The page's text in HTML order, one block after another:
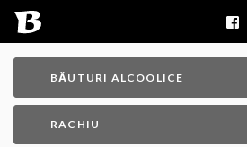
BĂUTURI ALCOOLICE
RACHIU